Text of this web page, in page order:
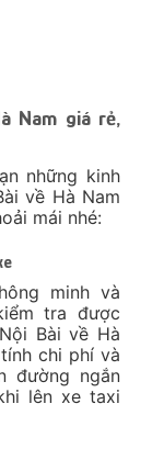
giá, lừa đảo
dụng dịch
niêm yết